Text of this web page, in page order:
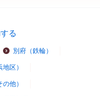
る
別府（鉄輪）
区）
他）